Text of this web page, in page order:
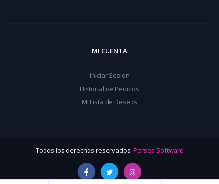
MI CUENTA
Iniciar Sesion
Historial de Pedidos
Mi Lista de Deseos
Todos los derechos reservados. Perseo Software